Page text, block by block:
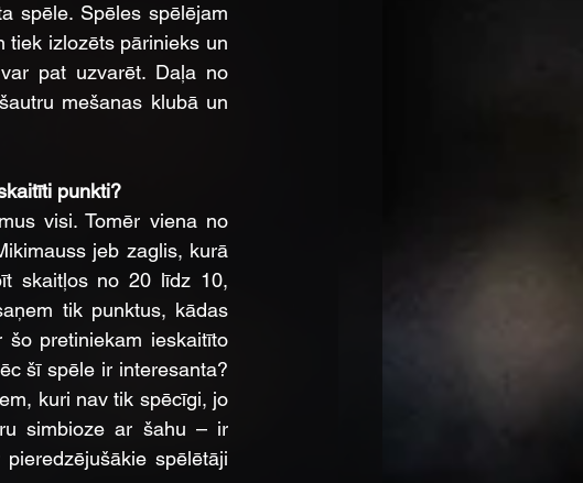
spēle. Spēles spēlējam
tiek izlozēts pārinieks un
pat uzvarēt. Daļa no
mešanas klubā un
punkti?
visi. Tomēr viena no
jeb zaglis, kurā
skaitļos no 20 līdz 10,
tik punktus, kādas
pretiniekam ieskaitīto
šī spēle ir interesanta?
kuri nav tik spēcīgi, jo
simbioze ar šahu – ir
spēlētāji